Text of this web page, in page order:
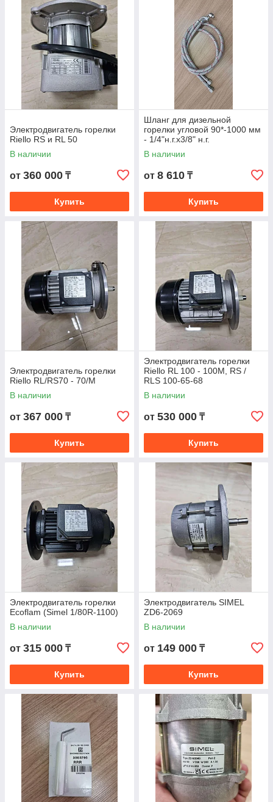
Гибкая ценовая
Все детали есть в
наличии
Доступная
цена
Помощь в выборе
решения
Все запчасти для горелок, котлов выполнены
из современных материалов
Перед отправкой клиентам детали
проверяются
Наши специалисты могут установить нужную
деталь
Сотрудничаем с сервисными центрами и
частными лицами
Оперативно обрабатываем заказы
Предлагаем удобные варианты оплаты и
доставки
Несколько причин выбрать нас?
Электродвигатель горелки
Riello RS и RL 50
В наличии
от 360 000 ₸
Купить
Шланг для дизельной
горелки угловой 90*-1000 мм
- 1/4"н.г.х3/8" н.г.
В наличии
от 8 610 ₸
Купить
Электродвигатель горелки
Riello RL/RS70 - 70/M
В наличии
от 367 000 ₸
Купить
Электродвигатель горелки
Riello RL 100 - 100М, RS /
RLS 100-65-68
В наличии
от 530 000 ₸
Купить
Электродвигатель горелки
Ecoflam (Simel 1/80R-1100)
В наличии
от 315 000 ₸
Купить
Электродвигатель SIMEL
ZD6-2069
В наличии
от 149 000 ₸
Купить